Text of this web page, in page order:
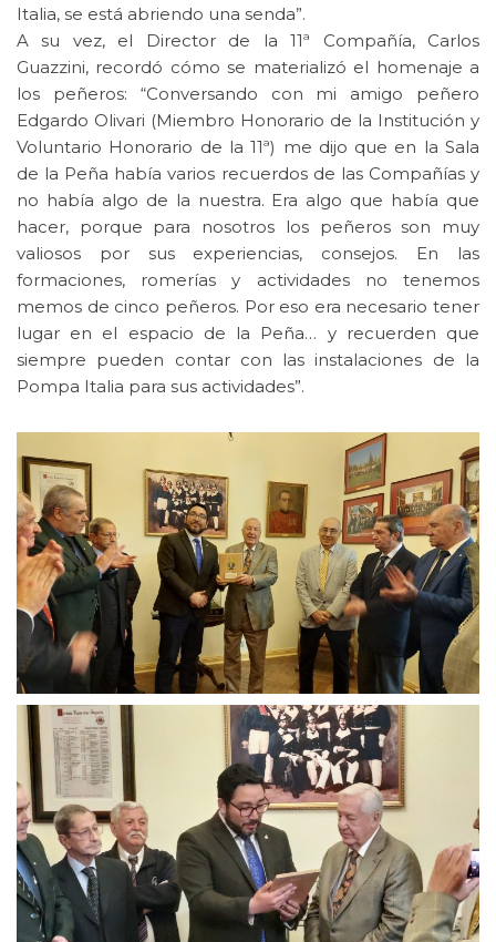
Italia, se está abriendo una senda”.
A su vez, el Director de la 11ª Compañía, Carlos
Guazzini, recordó cómo se materializó el homenaje a
los peñeros: “Conversando con mi amigo peñero
Edgardo Olivari (Miembro Honorario de la Institución y
Voluntario Honorario de la 11ª) me dijo que en la Sala
de la Peña había varios recuerdos de las Compañías y
no había algo de la nuestra. Era algo que había que
hacer, porque para nosotros los peñeros son muy
valiosos por sus experiencias, consejos. En las
formaciones, romerías y actividades no tenemos
memos de cinco peñeros. Por eso era necesario tener
lugar en el espacio de la Peña… y recuerden que
siempre pueden contar con las instalaciones de la
Pompa Italia para sus actividades”.